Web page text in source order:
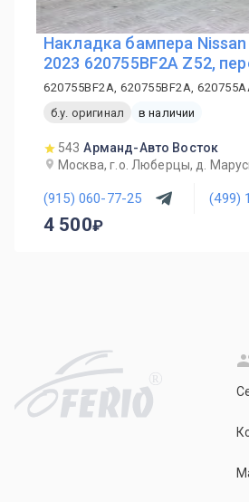
Накладка бампера
2023 620755BF2A Z52,
620755BF2A, 620755BF2A,
б.у. оригинал
в наличии
543 Арманд-Авто Восток
Москва, г.о. Люберцы, д.
(915) 060-77-25 (499)
4 500
R